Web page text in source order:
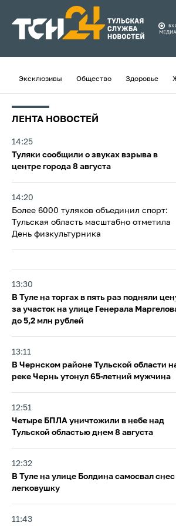
Эксклюзивы Общество Здоровье
ЛЕНТА НОВОСТЕЙ
14:25
Туляки сообщили о звуках взрыва в
центре города 8 августа
14:20
Более 6000 туляков объединил спорт:
Тульская область масштабно отметила
День физкультурника
13:30
В Туле на торгах в пять раз подняли
за участок на улице Генерала
до 5,2 млн рублей
13:11
В Чернском районе Тульской области
реке Чернь утонул 65-летний мужчина
12:51
Четыре БПЛА уничтожили в небе над
Тульской областью днем 8 августа
12:32
В Туле на улице Болдина самосвал снес
легковушку
11:43